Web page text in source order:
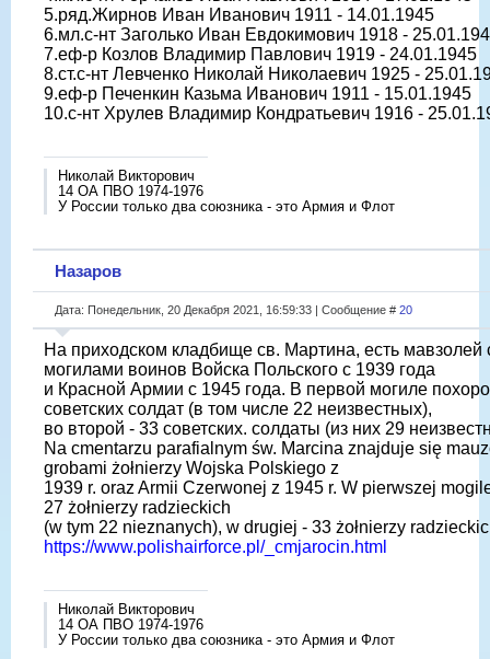
5.ряд.Жирнов Иван Иванович 1911 - 14.01.1945
6.мл.с-нт Заголько Иван Евдокимович 1918 -
7.еф-р Козлов Владимир Павлович 1919 - 24.01.1945
8.ст.с-нт Левченко Николай Николаевич 1925 -
9.еф-р Печенкин Казьма Иванович 1911 - 15.01.1945
10.с-нт Хрулев Владимир Кондратьевич 1916 -
Николай Викторович
14 ОА ПВО 1974-1976
У России только два союзника - это Армия и Флот
Назаров
Дата: Понедельник, 20 Декабря 2021, 16:59:33 | Сообщение # 20
На приходском кладбище св. Мартина, есть мавзолей
могилами воинов Войска Польского с 1939 года
и Красной Армии с 1945 года. В первой могиле
советских солдат (в том числе 22 неизвестных),
во второй - 33 советских. солдаты (из них 29
Na cmentarzu parafialnym św. Marcina znajduje się
grobami żołnierzy Wojska Polskiego z
1939 r. oraz Armii Czerwonej z 1945 r. W pierwszej
27 żołnierzy radzieckich
(w tym 22 nieznanych), w drugiej - 33 żołnierzy
https://www.polishairforce.pl/_cmjarocin.html
Николай Викторович
14 ОА ПВО 1974-1976
У России только два союзника - это Армия и Флот